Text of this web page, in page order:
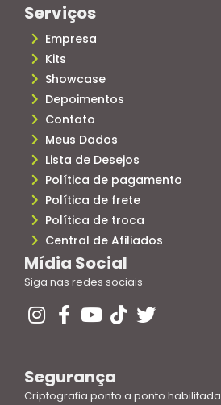
Serviços
Empresa
Kits
Showcase
Depoimentos
Contato
Meus Dados
Lista de Desejos
Política de pagamento
Política de frete
Política de troca
Central de Afiliados
Mídia Social
Siga nas redes sociais
Segurança
Criptografia ponto a ponto habilitada